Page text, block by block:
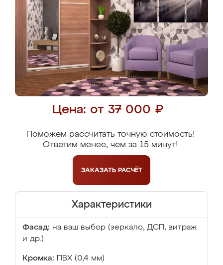
Цена: от 37 000 ₽
Поможем рассчитать точную стоимость!
Ответим менее, чем за 15 минут!
ЗАКАЗАТЬ РАСЧЁТ
Характеристики
Фасад: на ваш выбор (зеркало, ДСП, витраж
и др.)
Кромка: ПВХ (0,4 мм)